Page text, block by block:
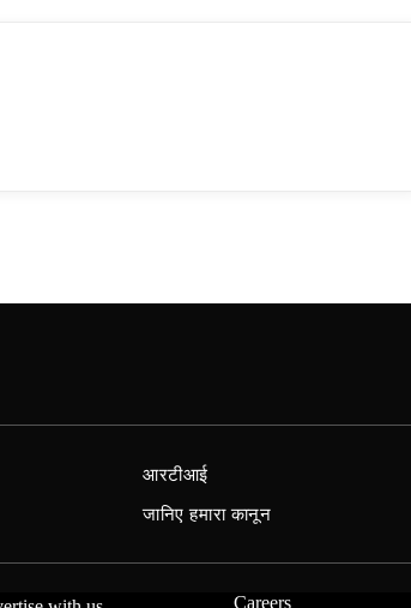
आरटीआई
जानिए हमारा कानून
Careers